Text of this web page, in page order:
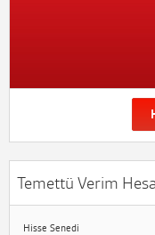
Temettü Verim
Hisse Senedi